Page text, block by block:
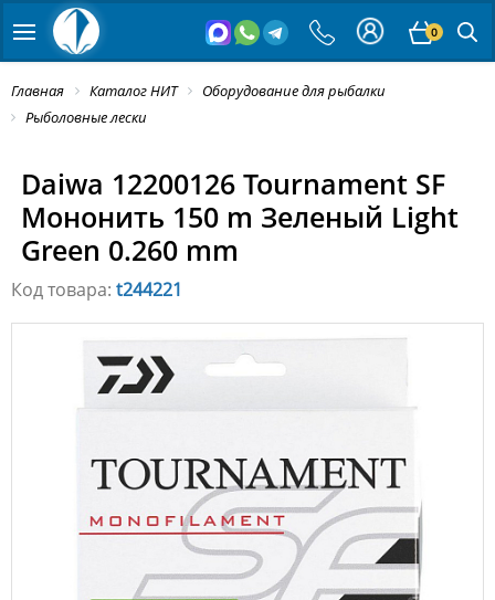
0
Главная Каталог НИТ
Оборудование для рыбалки
Рыболовные лески
Daiwa 12200126 Tournament SF
Мононить 150 m Зеленый Light
Green 0.260 mm
Код товара: t244221